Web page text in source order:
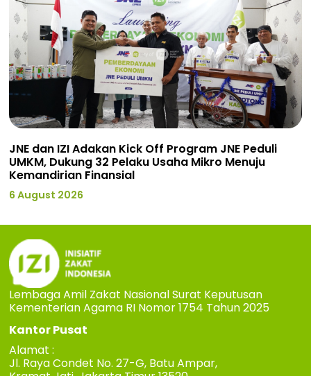
JNE dan IZI Adakan Kick Off Program JNE Peduli
UMKM, Dukung 32 Pelaku Usaha Mikro Menuju
Kemandirian Finansial
6 August 2026
Lembaga Amil Zakat Nasional Surat Keputusan
Kementerian Agama RI Nomor 1754 Tahun 2025
Kantor Pusat
Alamat :
Jl. Raya Condet No. 27-G, Batu Ampar,